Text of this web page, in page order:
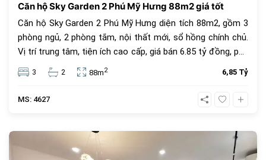
Căn hộ Sky Garden 2 Phú Mỹ Hưng 88m2 giá tốt
Căn hộ Sky Garden 2 Phú Mỹ Hưng diện tích 88m2, gồm 3
phòng ngủ, 2 phòng tắm, nội thất mới, sổ hồng chính chủ.
Vị trí trung tâm, tiện ích cao cấp, giá bán 6.85 tỷ đồng, phù
hợp để ở hoặc đầu tư.
3 2 88m2 6,85 Tỷ
MS: 4627